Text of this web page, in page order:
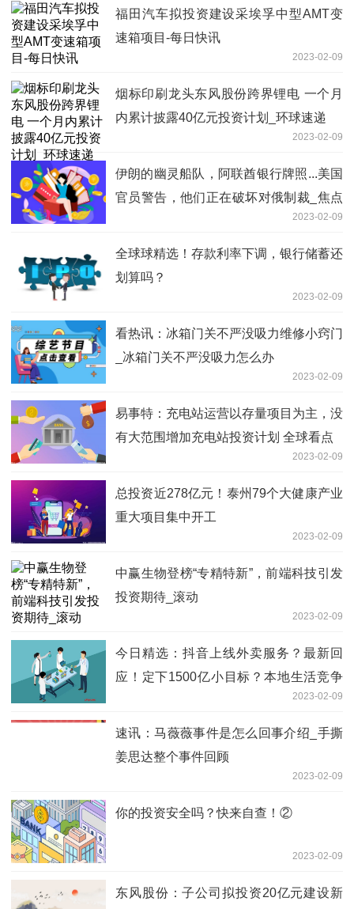
福田汽车拟投资建设采埃孚中型AMT变
速箱项目-每日快讯
2023-02-09
烟标印刷龙头东风股份跨界锂电 一个月
内累计披露40亿元投资计划_环球速递
2023-02-09
伊朗的幽灵船队，阿联酋银行牌照...美国
官员警告，他们正在破坏对俄制裁_焦点
2023-02-09
全球球精选！存款利率下调，银行储蓄还
划算吗？
2023-02-09
看热讯：冰箱门关不严没吸力维修小窍门
_冰箱门关不严没吸力怎么办
2023-02-09
易事特：充电站运营以存量项目为主，没
有大范围增加充电站投资计划 全球看点
2023-02-09
总投资近278亿元！泰州79个大健康产业
重大项目集中开工
2023-02-09
中赢生物登榜“专精特新”，前端科技引发
投资期待_滚动
2023-02-09
今日精选：抖音上线外卖服务？最新回
应！定下1500亿小目标？本地生活竞争
2023-02-09
速讯：马薇薇事件是怎么回事介绍_手撕
姜思达整个事件回顾
2023-02-09
你的投资安全吗？快来自查！②
2023-02-09
东风股份：子公司拟投资20亿元建设新